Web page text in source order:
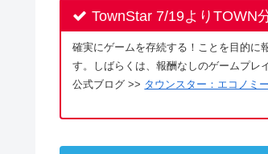
TownStar 7/19よりTOWN
確実にゲームを存続する！ことを目的に
す。しばらくは、報酬なしのゲームプレ
公式ブログ >> タウンスター：エコノミ